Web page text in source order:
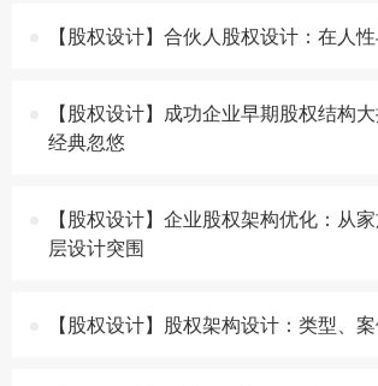
【股权设计】合伙人股权设计：在人
【股权设计】成功企业早期股权结构
经典忽悠
【股权设计】企业股权架构优化：从
层设计突围
【股权设计】股权架构设计：类型、